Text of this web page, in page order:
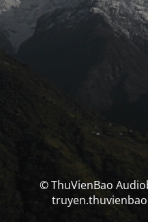
© ThuVienBao